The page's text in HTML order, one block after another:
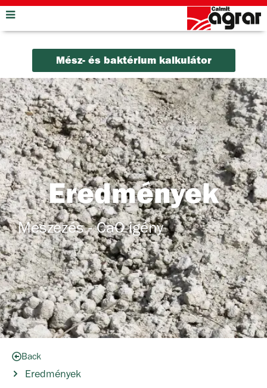
Mész- és baktérium kalkulátor
Eredmények
Meszezés - CaO igény
Back
Eredmények